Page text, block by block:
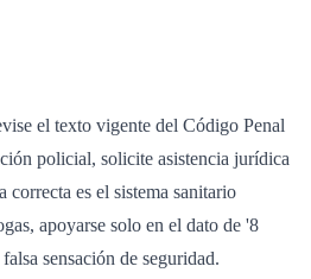
el texto vigente del Código Penal
policial, solicite asistencia jurídica
es el sistema sanitario
apoyarse solo en el dato de '8
sensación de seguridad.